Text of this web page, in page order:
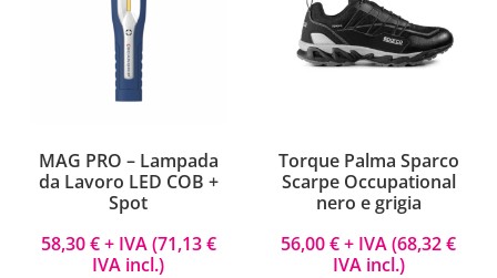
MAG PRO – Lampada
da Lavoro LED COB +
Spot
58,30€+ IVA (71,13€
IVA incl.)
Torque Palma Sparco
Scarpe Occupational
nero e grigia
56,00€+ IVA (68,32€
IVA incl.)